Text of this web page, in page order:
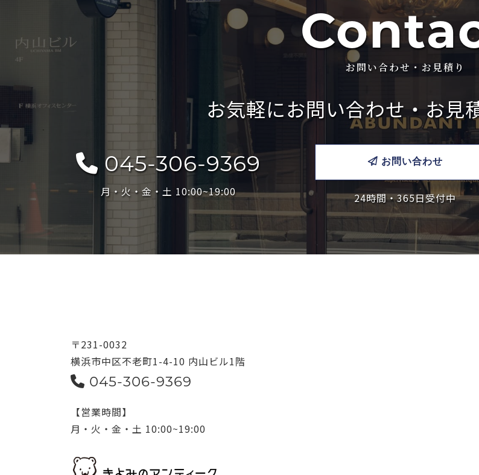
お問い合わせ・お見積り
お気軽にお問い合わせ・お見
045-306-9369
月・火・金・土 10:00~19:00
お問い合わせ
24時間・365日受付中
〒231-0032
横浜市中区不老町1-4-10 内山ビル1階
045-306-9369
【営業時間】
月・火・金・土 10:00~19:00